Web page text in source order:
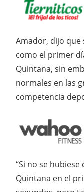
Amador, dijo que
como el primer
Quintana, sin
normales en las
competencia
“Si no se
Quintana en el